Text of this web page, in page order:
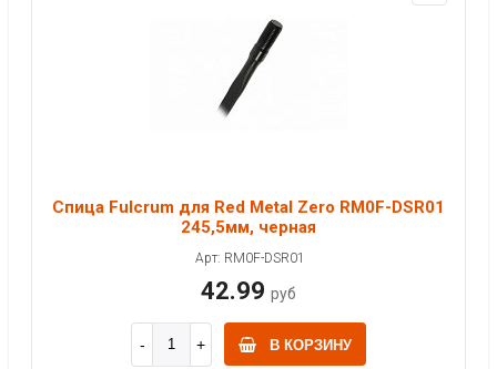
Спица Fulcrum для Red Metal Zero RM0F-DSR01
245,5мм, черная
Арт: RM0F-DSR01
42.99 руб
В КОРЗИНУ